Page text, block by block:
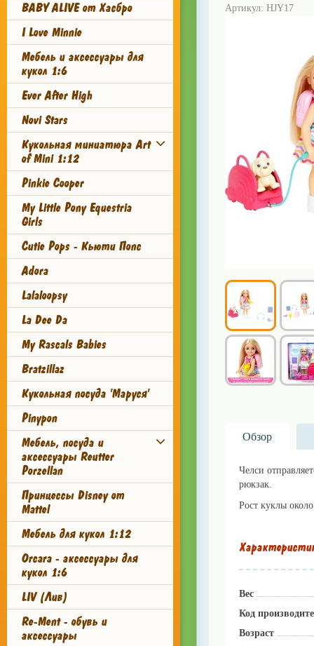
BABY ALIVE от Хасбро
I Love Minnie
Мебель и аксессуары для
кукол 1:6
Ever After High
Novi Stars
Кукольная миниатюра Art
of Mini 1:12
Pinkie Cooper
My Little Pony Equestria
Girls
Cutie Pops - Кьюти Попс
Adora
Lalaloopsy
La Dee Da
My Rascals Babies
Bratzillaz
Кукольная посуда 'Маруся'
Pinypon
Мебель, посуда и
аксессуары Reutter
Porzellan
Принцессы Disney от
Mattel
Мебель для кукол 1:12
Orcara - аксессуары для
кукол 1:6
LIV (Лив)
Re-Ment - обувь и
аксессуары
Артикул: HJY17
Обзор
Челси
рюкзак.
Рост куклы
Вес
Код
Возраст